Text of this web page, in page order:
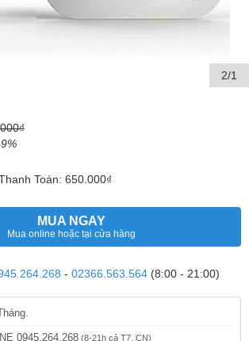
2/1
Toán: 650.000₫
MUA NGAY
Mua online hoặc tại cửa hàng
- 02366.563.564 (8:00 - 21:00)
0945.264.268 (8-21h cả T7, CN)